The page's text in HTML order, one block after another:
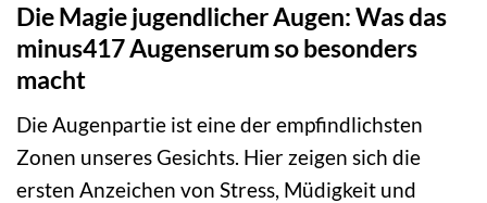
Die Magie jugendlicher Augen: Was das
minus417 Augenserum so besonders
macht
Die Augenpartie ist eine der empfindlichsten
Zonen unseres Gesichts. Hier zeigen sich die
ersten Anzeichen von Stress, Müdigkeit und